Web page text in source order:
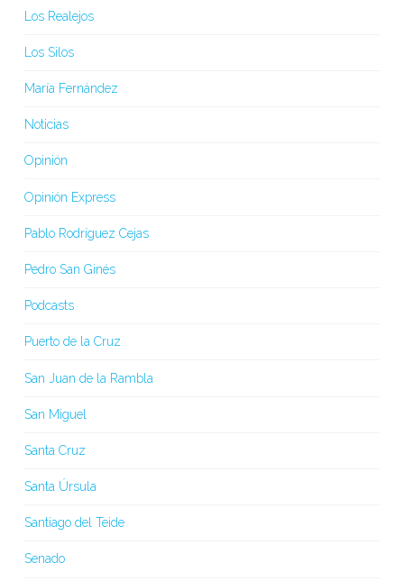
Los Realejos
Los Silos
María Fernández
Noticias
Opinión
Opinión Express
Pablo Rodríguez Cejas
Pedro San Ginés
Podcasts
Puerto de la Cruz
San Juan de la Rambla
San Miguel
Santa Cruz
Santa Úrsula
Santiago del Teide
Senado